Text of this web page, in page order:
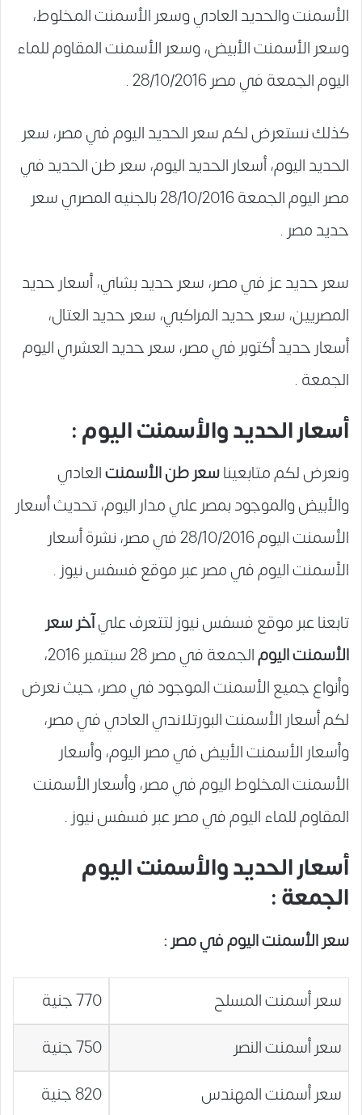
الأسمنت والحديد العادي وسعر الأسمنت المخلوط،
وسعر الأسمنت الأبيض، وسعر الأسمنت المقاوم للماء
اليوم الجمعة في مصر 28/10/2016 .
كذلك نستعرض لكم سعر الحديد اليوم في مصر، سعر
الحديد اليوم، أسعار الحديد اليوم، سعر طن الحديد في
مصر اليوم الجمعة 28/10/2016 بالجنيه المصري سعر
حديد مصر .
سعر حديد عز في مصر، سعر حديد بشاي، أسعار حديد
المصريين، سعر حديد المراكبي، سعر حديد العتال،
أسعار حديد أكتوبر في مصر، سعر حديد العشري اليوم
الجمعة .
أسعار الحديد والأسمنت اليوم :
ونعرض لكم متابعيناسعر طن الأسمنتالعادي
والأبيض والموجود بمصر علي مدار اليوم، تحديث أسعار
الأسمنت اليوم 28/10/2016 في مصر، نشرة أسعار
الأسمنت اليوم في مصر عبر موقع فسفس نيوز .
تابعنا عبر موقع فسفس نيوز لتتعرف عليآخر سعر
الأسمنت اليوم
الجمعة في مصر 28 سبتمبر 2016،
وأنواع جميع الأسمنت الموجود في مصر، حيث نعرض
لكم أسعار الأسمنت البورتلاندي العادي في مصر،
وأسعار الأسمنت الأبيض في مصر اليوم، وأسعار
الأسمنت المخلوط اليوم في مصر، وأسعار الأسمنت
المقاوم للماء اليوم في مصر عبر فسفس نيوز .
أسعار الحديد والأسمنت اليوم
الجمعة :
سعر الأسمنت اليوم في مصر:
سعر أسمنت المسلح
770 جنية
سعر أسمنت النصر
750 جنية
سعر أسمنت المهندس
820 جنية